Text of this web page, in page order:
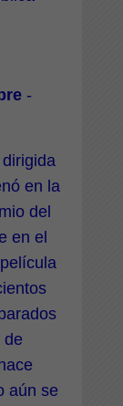
-
en la
del
en el
de
aún se